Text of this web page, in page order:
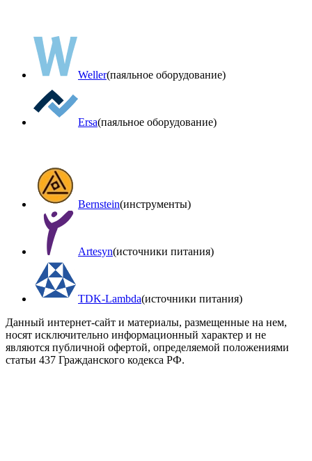
Weller(паяльное оборудование)
Ersa(паяльное оборудование)
Bernstein(инструменты)
Artesyn(источники питания)
TDK-Lambda(источники питания)
Данный интернет-сайт и материалы, размещенные на нем,
носят исключительно информационный характер и не
являются публичной офертой, определяемой положениями
статьи 437 Гражданского кодекса РФ.